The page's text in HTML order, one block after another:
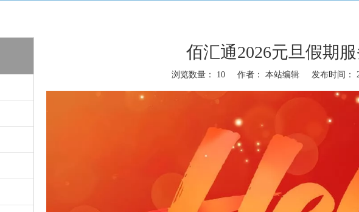
佰汇通2026元旦假期
浏览数量： 10 作者： 本站编辑 发布时间：
["wechat","weibo","qzone","douban","email"]